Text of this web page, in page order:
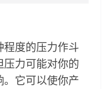
度的压力作斗
力可能对你的
它可以使你产